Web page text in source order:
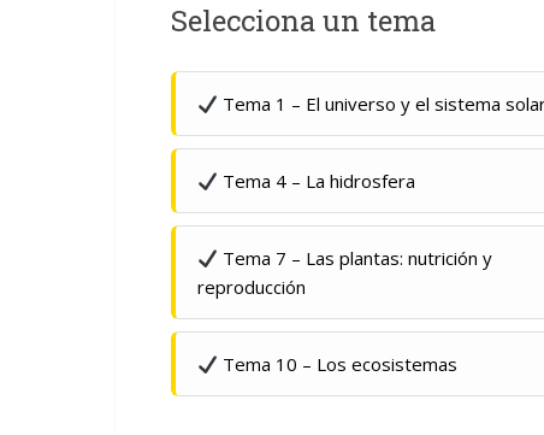
Selecciona un tema
Tema 1 – El universo y el sistema
Tema 4 – La hidrosfera
Tema 7 – Las plantas: nutrición y
reproducción
Tema 10 – Los ecosistemas